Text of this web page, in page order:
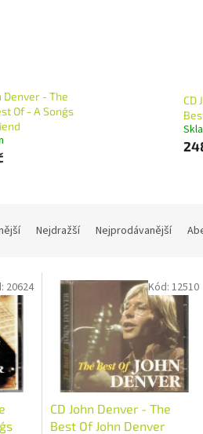
Denver - The
Of - A Song´s
CD
Nejdražší Nejprodávanější
20624
CD John Denver - The
Best Of John Denver
Kód: 12510